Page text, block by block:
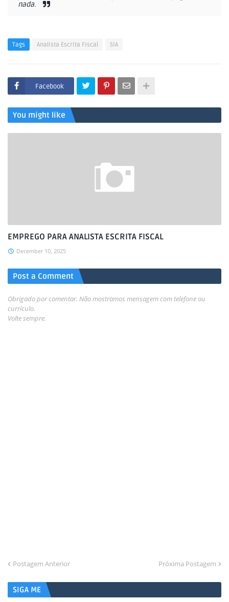
nada.
Tags Analista Escrita Fiscal SIA
Facebook
You might like
EMPREGO PARA ANALISTA ESCRITA FISCAL
December 10, 2025
Post a Comment
Obrigado por comentar. Não mostramos mensagem com telefone ou
currículo.
Volte sempre.
Postagem Anterior Próxima Postagem
SIGA ME